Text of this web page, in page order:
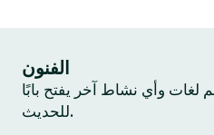
الفنون
لغات وأي نشاط آخر يفتح بابًا
للحديث.